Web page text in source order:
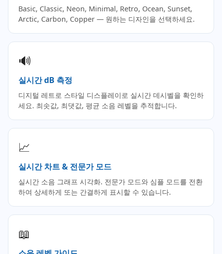
Basic, Classic, Neon, Minimal, Retro, Ocean, Sunset,
Arctic, Carbon, Copper — 원하는 디자인을 선택하세요.
🔊
실시간 dB 측정
디지털 레트로 스타일 디스플레이로 실시간 데시벨을 확인하
세요. 최솟값, 최댓값, 평균 소음 레벨을 추적합니다.
📈
실시간 차트 & 전문가 모드
실시간 소음 그래프 시각화. 전문가 모드와 심플 모드를 전환
하여 상세하게 또는 간결하게 표시할 수 있습니다.
📖